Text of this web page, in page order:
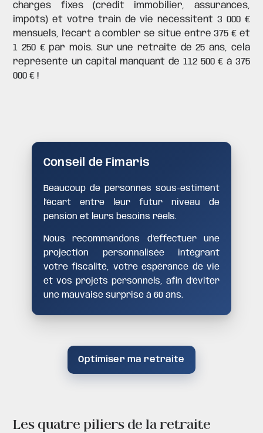
charges fixes (crédit immobilier, assurances,
impôts) et votre train de vie nécessitent 3 000 €
mensuels, l'écart à combler se situe entre 375 € et
1 250 € par mois. Sur une retraite de 25 ans, cela
représente un capital manquant de 112 500 € à 375
000 € !
Conseil de Fimaris
Beaucoup de personnes sous-estiment
l’écart entre leur futur niveau de
pension et leurs besoins réels.
Nous recommandons d’effectuer une
projection personnalisée intégrant
votre fiscalité, votre espérance de vie
et vos projets personnels, afin d’éviter
une mauvaise surprise à 60 ans.
Optimiser ma retraite
Les quatre piliers de la retraite